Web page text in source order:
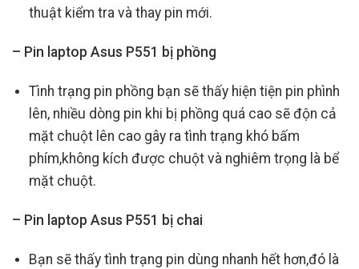
thuật kiểm tra và thay pin mới.
– Pin laptop Asus P551 bị phồng
Tình trạng pin phồng bạn sẽ thấy hiện tiện pin phình
lên, nhiều dòng pin khi bị phồng quá cao sẽ độn cả
mặt chuột lên cao gây ra tình trạng khó bấm
phím,không kích được chuột và nghiêm trọng là bể
mặt chuột.
– Pin laptop Asus P551 bị chai
Bạn sẽ thấy tình trạng pin dùng nhanh hết hơn,đó là